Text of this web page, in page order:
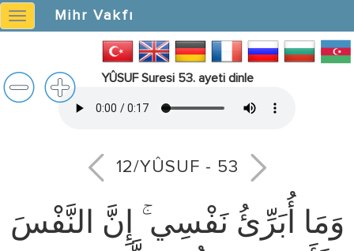
Mihr
Vakfı
Mihr Vakfı
YÛSUF Suresi 53. ayeti dinle
12/YÛSUF - 53
وَمَا أُبَرِّئُ نَفْسِي ۚ إِنَّ النَّفْسَ